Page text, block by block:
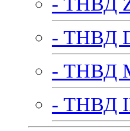
- ТНВД
- ТНВД
- ТНВД